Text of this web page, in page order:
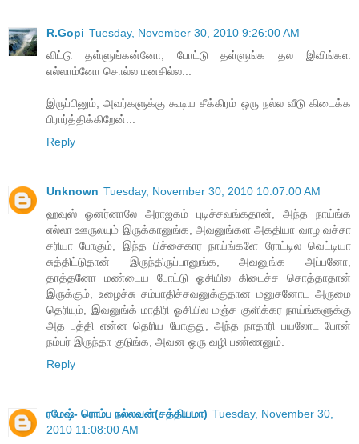
R.Gopi Tuesday, November 30, 2010 9:26:00 AM
விட்டு தள்ளுங்கன்னோ, போட்டு தள்ளுங்க தல இவிங்கள
எல்லாம்னோ சொல்ல மனசில்ல...
இருப்பினும், அவர்களுக்கு கூடிய சீக்கிரம் ஒரு நல்ல வீடு கிடைக்க
பிரார்த்திக்கிறேன்...
Reply
Unknown Tuesday, November 30, 2010 10:07:00 AM
ஹவுஸ் ஓனர்னாலே அராஜகம் புடிச்சவங்கதான், அந்த நாய்ங்க
எல்லா ஊருலயும் இருக்கானுங்க, அவனுங்கள அகதியா வாழ வச்சா
சரியா போகும், இந்த பிச்சைகார நாய்ங்களே ரோட்டில வெட்டியா
சுத்திட்டுதான் இருந்திருப்பானுங்க, அவனுங்க அப்பனோ,
தாத்தனோ மண்டைய போட்டு ஓசியில கிடைச்ச சொத்தாதான்
இருக்கும், உழைச்சு சம்பாதிச்சவனுக்குதான மனுசனோட அருமை
தெரியும், இவனுங்க் மாதிரி ஓசியில மஞ்ச குளிக்கர நாய்ங்களுக்கு
அத பத்தி என்ன தெரிய போகுது, அந்த நாதாரி பயலோட போன்
நம்பர் இருந்தா குடுங்க, அவன ஒரு வழி பண்ணனும்.
Reply
ரமேஷ்- ரொம்ப நல்லவன்(சத்தியமா) Tuesday, November 30,
2010 11:08:00 AM